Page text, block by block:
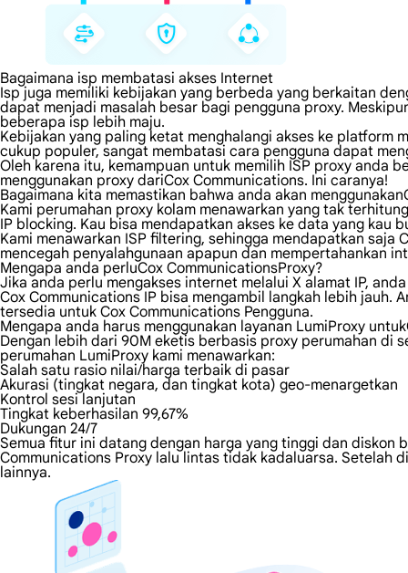
Bagaimana isp membatasi akses Internet
Isp juga memiliki kebijakan yang berbeda yang berkaitan
dapat menjadi masalah besar bagi pengguna proxy.
beberapa isp lebih maju.
Kebijakan yang paling ketat menghalangi akses ke
cukup populer, sangat membatasi cara pengguna dapat
Oleh karena itu, kemampuan untuk memilih ISP proxy anda
menggunakan proxy dariCox Communications. Ini caranya!
Bagaimana kita memastikan bahwa anda akan
Kami perumahan proxy kolam menawarkan yang tak
IP blocking. Kau bisa mendapatkan akses ke data yang kau
Kami menawarkan ISP filtering, sehingga mendapatkan saja
mencegah penyalahgunaan apapun dan mempertahankan
Mengapa anda perluCox CommunicationsProxy?
Jika anda perlu mengakses internet melalui X alamat IP,
Cox Communications IP bisa mengambil langkah lebih jauh.
tersedia untuk Cox Communications Pengguna.
Mengapa anda harus menggunakan layanan LumiProxy
Dengan lebih dari 90M eketis berbasis proxy perumahan di
perumahan LumiProxy kami menawarkan:
Salah satu rasio nilai/harga terbaik di pasar
Akurasi (tingkat negara, dan tingkat kota) geo-menargetkan
Kontrol sesi lanjutan
Tingkat keberhasilan 99,67%
Dukungan 24/7
Semua fitur ini datang dengan harga yang tinggi dan diskon
Communications Proxy lalu lintas tidak kadaluarsa. Setelah
lainnya.